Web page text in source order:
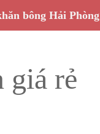
bông Hải Phòng
giá rẻ